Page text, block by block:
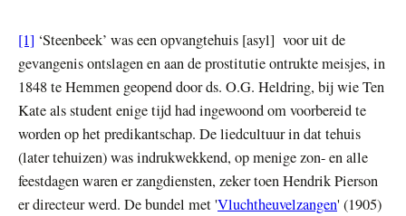
[1] ‘Steenbeek’ was een opvangtehuis [asyl] voor uit de
gevangenis ontslagen en aan de prostitutie ontrukte meisjes, in
1848 te Hemmen geopend door ds. O.G. Heldring, bij wie Ten
Kate als student enige tijd had ingewoond om voorbereid te
worden op het predikantschap. De liedcultuur in dat tehuis
(later tehuizen) was indrukwekkend, op menige zon- en alle
feestdagen waren er zangdiensten, zeker toen Hendrik Pierson
er directeur werd. De bundel met 'Vluchtheuvelzangen' (1905)